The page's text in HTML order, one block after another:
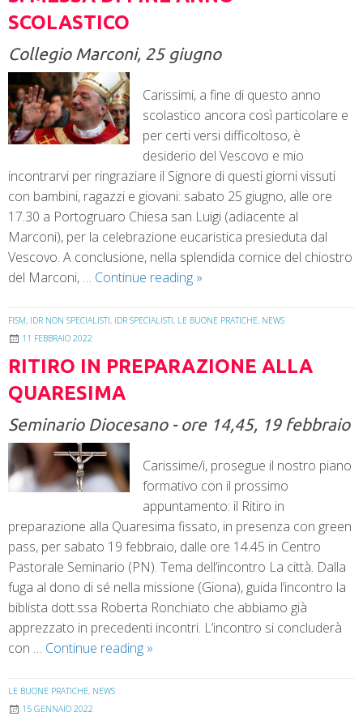
SCOLASTICO
Collegio Marconi, 25 giugno
Carissimi, a fine di questo anno
scolastico ancora così particolare e
per certi versi difficoltoso, è
desiderio del Vescovo e mio
incontrarvi per ringraziare il Signore di questi giorni vissuti
con bambini, ragazzi e giovani: sabato 25 giugno, alle ore
17.30 a Portogruaro Chiesa san Luigi (adiacente al
Marconi), per la celebrazione eucaristica presieduta dal
Vescovo. A conclusione, nella splendida cornice del chiostro
del Marconi, … Continue reading »
FISM, IDR NON SPECIALISTI, IDR SPECIALISTI, LE BUONE PRATICHE, NEWS
11 FEBBRAIO 2022
RITIRO IN PREPARAZIONE ALLA
QUARESIMA
Seminario Diocesano - ore 14,45, 19 febbraio
Carissime/i, prosegue il nostro piano
formativo con il prossimo
appuntamento: il Ritiro in
preparazione alla Quaresima fissato, in presenza con green
pass, per sabato 19 febbraio, dalle ore 14.45 in Centro
Pastorale Seminario (PN). Tema dell’incontro La città. Dalla
fuga al dono di sé nella missione (Giona), guida l’incontro la
biblista dott.ssa Roberta Ronchiato che abbiamo già
apprezzato in precedenti incontri. L’incontro si concluderà
con … Continue reading »
LE BUONE PRATICHE, NEWS
15 GENNAIO 2022